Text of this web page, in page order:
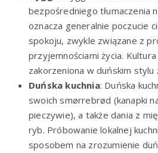
bezpośredniego tłumaczenia
oznacza generalnie poczucie
spokoju, zwykle związane z
przyjemnościami życia.
zakorzeniona w duńskim stylu
Duńska kuchnia: Duńska
swoich smørrebrød (kanapki
pieczywie), a także dania z
ryb. Próbowanie lokalnej
sposobem na zrozumienie